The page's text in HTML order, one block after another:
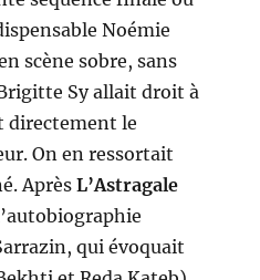
Noémie
scène sobre, sans
Sy allait droit à
directement le
On en ressortait
AprèsL’Astragale
qui évoquait